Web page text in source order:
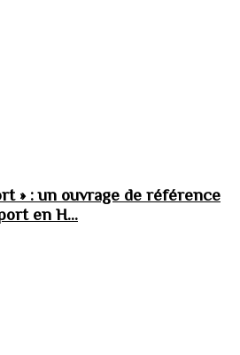
» : un ouvrage de référence
en H...